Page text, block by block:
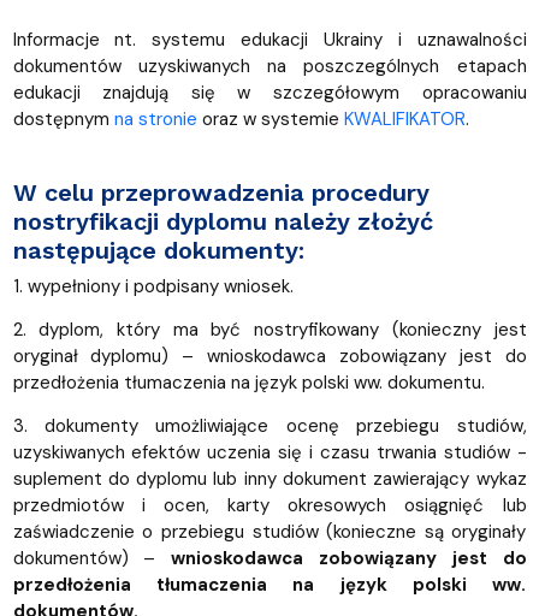
Informacje nt. systemu edukacji Ukrainy i uznawalności
dokumentów uzyskiwanych na poszczególnych etapach
edukacji znajdują się w szczegółowym opracowaniu
dostępnym na stronie oraz w systemie KWALIFIKATOR.
W celu przeprowadzenia procedury
nostryfikacji dyplomu należy złożyć
następujące dokumenty:
1. wypełniony i podpisany wniosek.
2. dyplom, który ma być nostryfikowany (konieczny jest
oryginał dyplomu) – wnioskodawca zobowiązany jest do
przedłożenia tłumaczenia na język polski ww. dokumentu.
3. dokumenty umożliwiające ocenę przebiegu studiów,
uzyskiwanych efektów uczenia się i czasu trwania studiów -
suplement do dyplomu lub inny dokument zawierający wykaz
przedmiotów i ocen, karty okresowych osiągnięć lub
zaświadczenie o przebiegu studiów (konieczne są oryginały
dokumentów) –wnioskodawca zobowiązany jest do
przedłożenia tłumaczenia na język polski ww.
dokumentów.